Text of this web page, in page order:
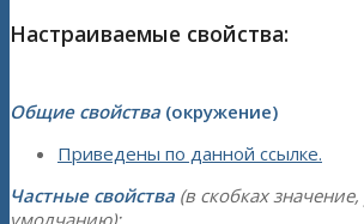
Настраиваемые свойства:
Общие свойства (окружение)
Приведены по данной ссылке.
Частные свойства (в скобках
умолчанию):